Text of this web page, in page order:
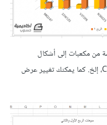
من مكعبات إلى أشكال
مخروطية Cone، أسطوانية Cylinder، إلخ. كما يمكنك تغيير عرض